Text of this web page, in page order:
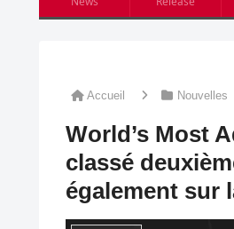
Accueil Nouvelles
World’s Most
classé
également sur